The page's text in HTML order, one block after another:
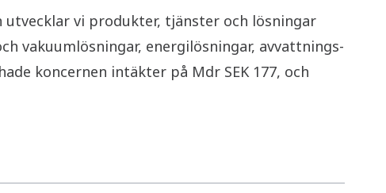
vi produkter, tjänster och lösningar
vakuumlösningar, energilösningar, avvattnings-
koncernen intäkter på Mdr SEK 177, och